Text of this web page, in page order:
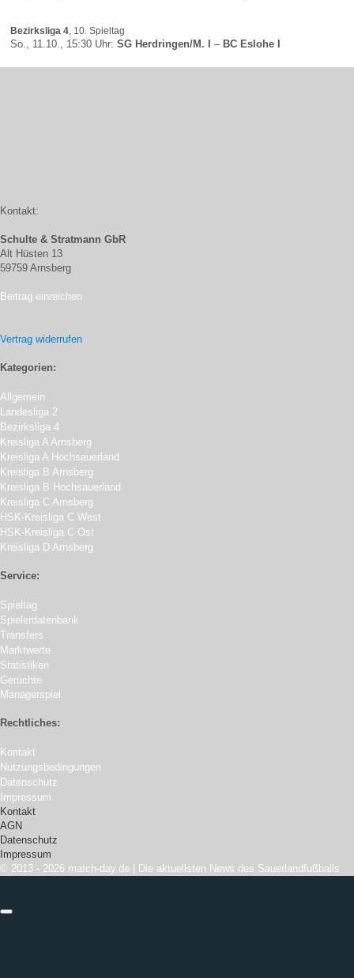
Bezirksliga 4, 10. Spieltag
So., 11.10., 15:30 Uhr: SG Herdringen/M. I – BC Eslohe I
Kontakt:
Schulte & Stratmann GbR
Alt Hüsten 13
59759 Arnsberg
Beitrag einreichen
Vertrag widerrufen
Kategorien:
Allgemein
Landesliga 2
Bezirksliga 4
Kreisliga A Arnsberg
Kreisliga A Hochsauerland
Kreisliga B Arnsberg
Kreisliga B Hochsauerland
Kreisliga C Arnsberg
HSK-Kreisliga C West
HSK-Kreisliga C Ost
Kreisliga D Arnsberg
Service:
Spieltag
Spielerdatenbank
Transfers
Marktwerte
Statistiken
Gerüchte
Managerspiel
Rechtliches:
Kontakt
Nutzungsbedingungen
Datenschutz
Impressum
Kontakt
AGN
Datenschutz
Impressum
© 2013 - 2026 match-day.de | Die aktuellsten News des Sauerlandfußballs